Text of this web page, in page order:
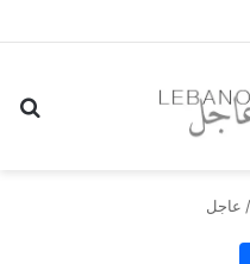
/ عاجل